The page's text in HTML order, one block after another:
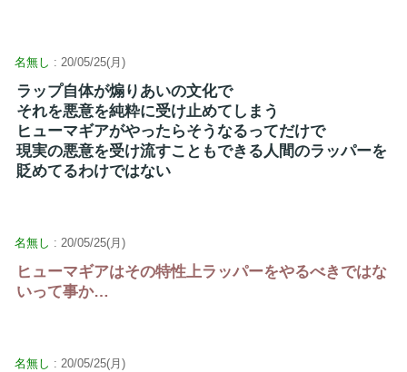
名無し : 20/05/25(月)
ラップ自体が煽りあいの文化で
それを悪意を純粋に受け止めてしまう
ヒューマギアがやったらそうなるってだけで
現実の悪意を受け流すこともできる人間のラッパーを
貶めてるわけではない
名無し : 20/05/25(月)
ヒューマギアはその特性上ラッパーをやるべきではな
いって事か…
名無し : 20/05/25(月)